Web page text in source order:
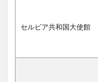
セルビア共和国大使館